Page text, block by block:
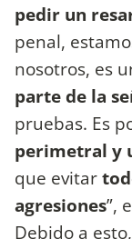
pedir un
penal,
nosotros, es
parte de la
pruebas. Es
perimetral y
que evitar
agresiones”,
Debido a esto,